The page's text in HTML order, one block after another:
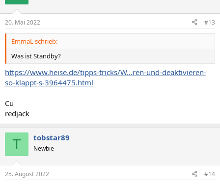
20. Mai 2022 #13
EmmaL schrieb:
Was ist Standby?
https://www.heise.de/tipps-tricks/W...ren-und-deaktivieren-
so-klappt-s-3964475.html
Cu
redjack
T tobstar89
Newbie
25. August 2022 #14